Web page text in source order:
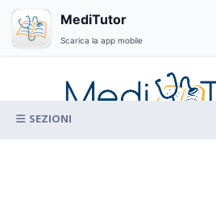
content
for:
MediTutor
Scarica la app mobile